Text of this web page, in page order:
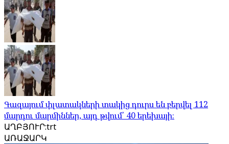
Գազայում փլատակների տակից դուրս են բերվել 112
մարդու մարմիններ, այդ թվում՝ 40 երեխայի։
ԱՂԲՅՈՒՐ:trt
ԱՌԱՋԱՐԿ